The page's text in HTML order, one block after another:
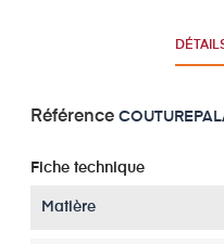
Référence
Fiche technique
Matière